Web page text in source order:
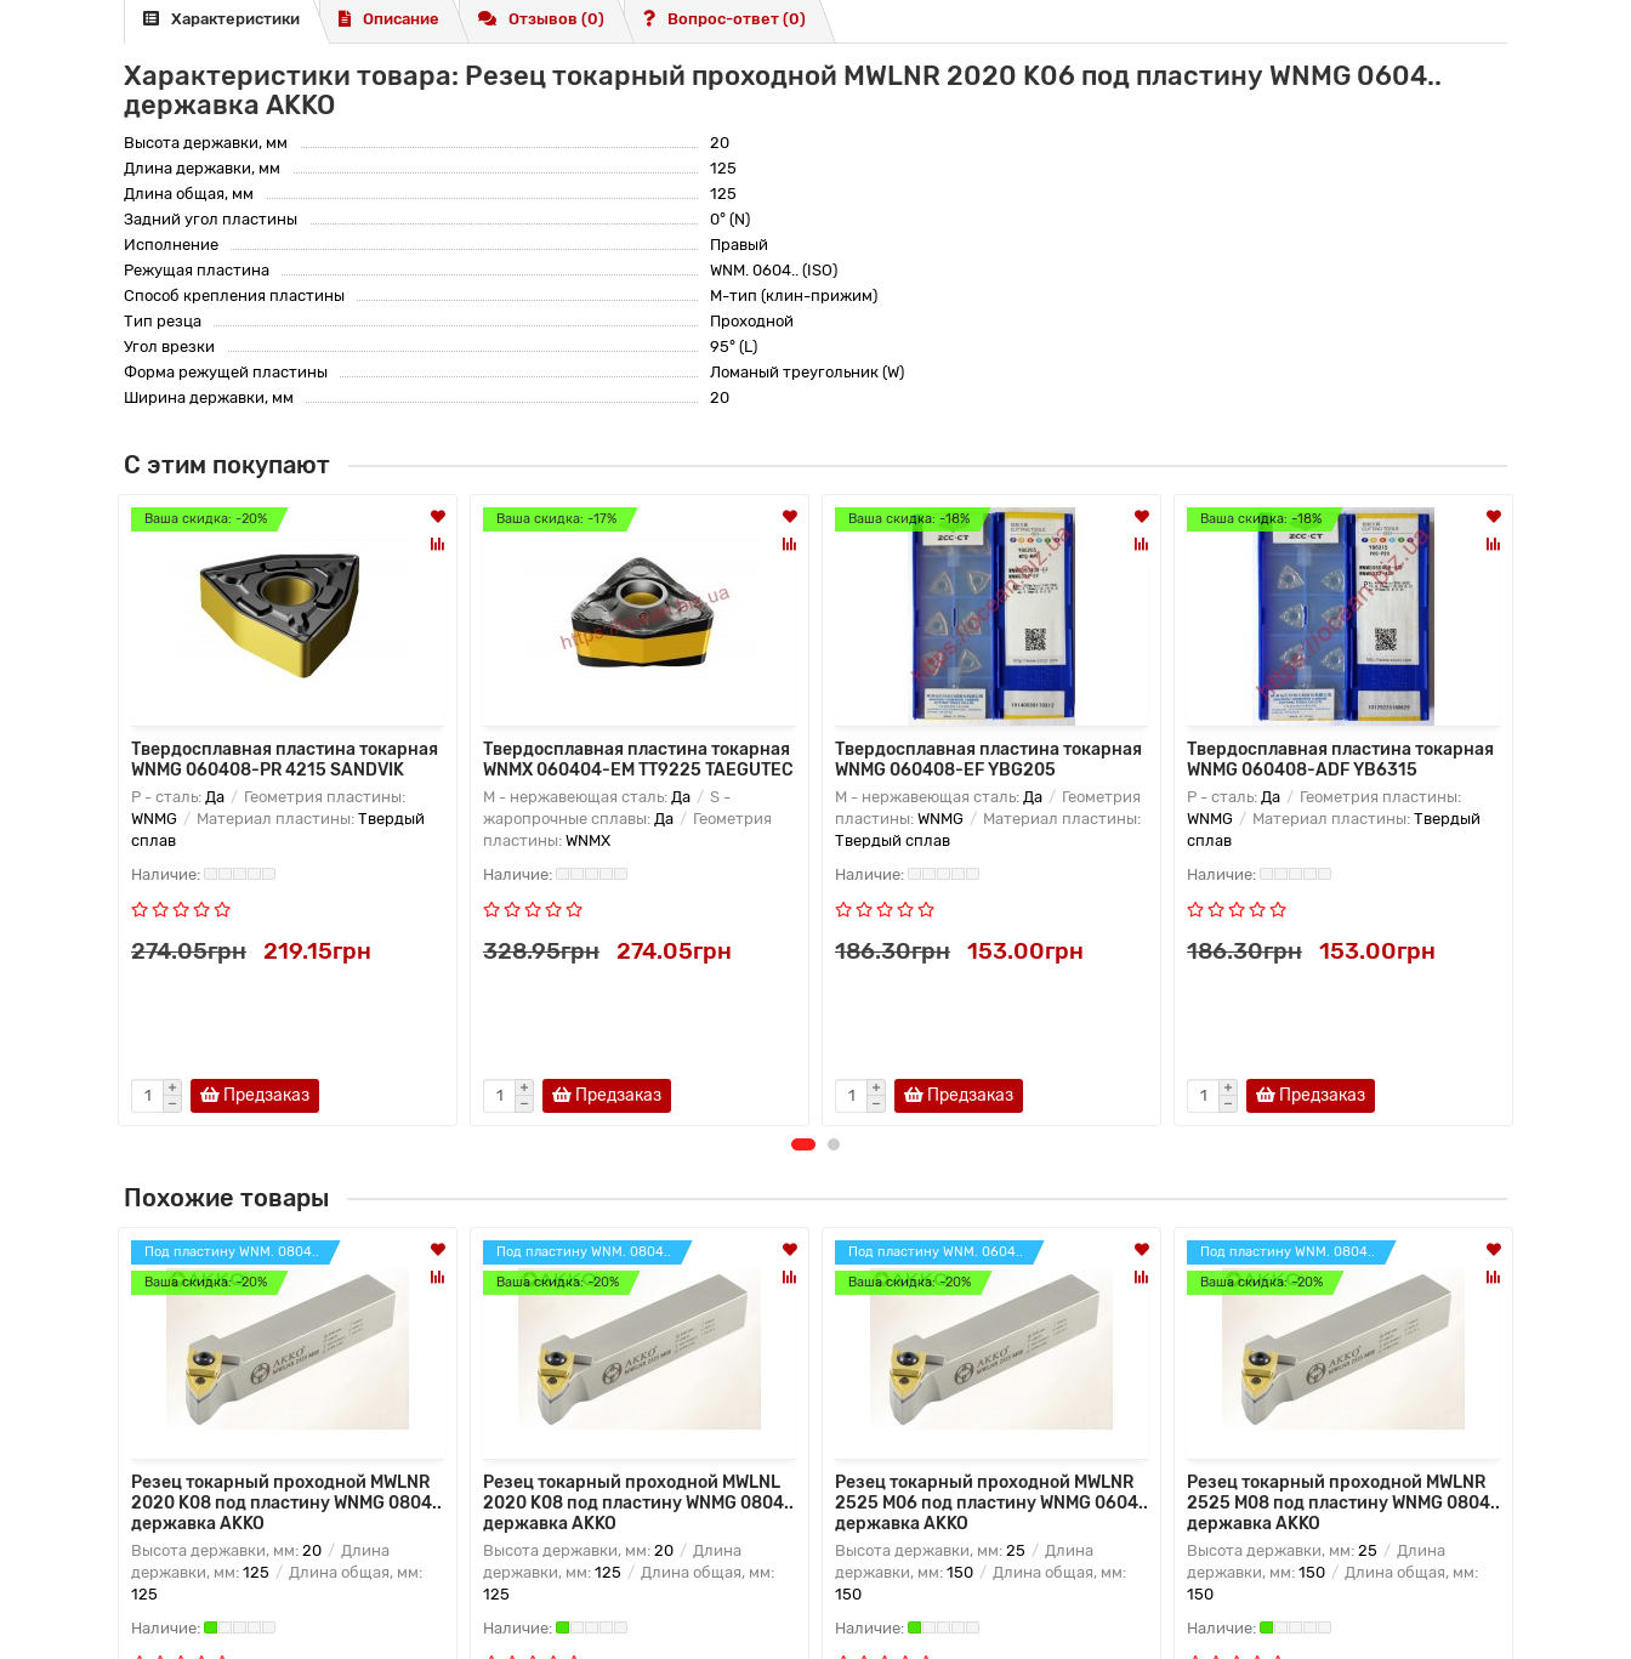
Характеристики Описание Отзывов (0) Вопрос-ответ (0)
Характеристики товара: Резец токарный проходной MWLNR 2020 K06 под пластину WNMG 0604..
державка AKKO
Высота державки, мм
20
Длина державки, мм
125
Длина общая, мм
125
Задний угол пластины
0° (N)
Исполнение
Правый
Режущая пластина
WNM. 0604.. (ISO)
Способ крепления пластины
M-тип (клин-прижим)
Тип резца
Проходной
Угол врезки
95° (L)
Форма режущей пластины
Ломаный треугольник (W)
Ширина державки, мм
20
С этим покупают
Ваша скидка: -20%
Твердосплавная пластина токарная
WNMG 060408-PR 4215 SANDVIK
P - сталь: Да
Геометрия пластины:
WNMG
Материал пластины: Твердый
сплав
274.05грн 219.15грн
Предзаказ
Ваша скидка: -17%
Твердосплавная пластина токарная
WNMX 060404-EM TT9225 TAEGUTEC
M - нержавеющая сталь: Да
S -
жаропрочные сплавы: Да
Геометрия
пластины: WNMX
328.95грн 274.05грн
Предзаказ
Ваша скидка: -18%
Твердосплавная пластина токарная
WNMG 060408-EF YBG205
M - нержавеющая сталь: Да
Геометрия
пластины: WNMG
Материал пластины:
Твердый сплав
186.30грн 153.00грн
Предзаказ
Ваша скидка: -18%
Твердосплавная пластина токарная
WNMG 060408-ADF YB6315
P - сталь: Да
Геометрия пластины:
WNMG
Материал пластины: Твердый
сплав
186.30грн 153.00грн
Предзаказ
Похожие товары
Под пластину WNM. 0804..
Ваша скидка: -20%
Резец токарный проходной MWLNR
2020 K08 под пластину WNMG 0804..
державка AKKO
Высота державки, мм: 20
Длина
державки, мм: 125
Длина общая, мм:
125
Под пластину WNM. 0804..
Ваша скидка: -20%
Резец токарный проходной MWLNL
2020 K08 под пластину WNMG 0804..
державка AKKO
Высота державки, мм: 20
Длина
державки, мм: 125
Длина общая, мм:
125
Под пластину WNM. 0604..
Ваша скидка: -20%
Резец токарный проходной MWLNR
2525 M06 под пластину WNMG 0604..
державка AKKO
Высота державки, мм: 25
Длина
державки, мм: 150
Длина общая, мм:
150
Под пластину WNM. 0804..
Ваша скидка: -20%
Резец токарный проходной MWLNR
2525 M08 под пластину WNMG 0804..
державка AKKO
Высота державки, мм: 25
Длина
державки, мм: 150
Длина общая, мм:
150